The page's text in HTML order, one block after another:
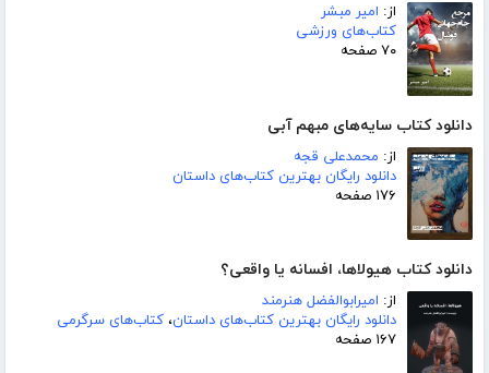
از: امیر مبشر
کتاب‌های ورزشی
۷۰ صفحه
دانلود کتاب سایه‌های مبهم آبی
از: محمدعلی قجه
دانلود رایگان بهترین کتاب‌های داستان
۱۷۶ صفحه
دانلود کتاب هیولاها، افسانه یا واقعی؟
از: امیرابوالفضل هنرمند
دانلود رایگان بهترین کتاب‌های داستان، کتاب‌های سرگرمی
۱۶۷ صفحه